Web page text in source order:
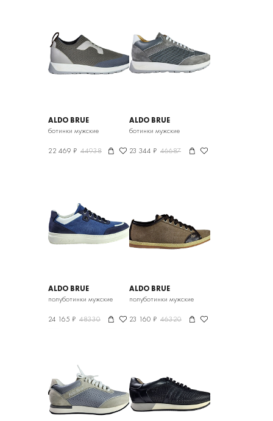
ALDO BRUE
ботинки мужские
22 469 ₽ 44938
ALDO BRUE
ботинки мужские
23 344 ₽ 46687
ALDO BRUE
полуботинки мужские
24 165 ₽ 48330
ALDO BRUE
полуботинки мужские
23 160 ₽ 46320